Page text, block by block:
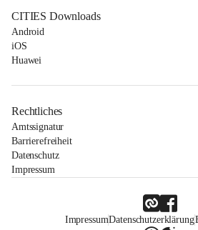
CITIES Downloads
Android
iOS
Huawei
Rechtliches
Amtssignatur
Barrierefreiheit
Datenschutz
Impressum
ImpressumDatenschutzerklärung